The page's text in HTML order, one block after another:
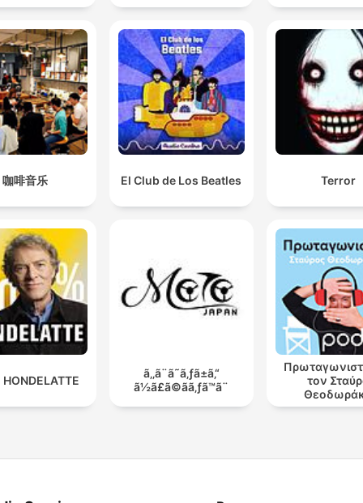
咖啡音乐 El Club de Los Beatles Terror
ã‚‚ã¨ã˜ã‚ƒã±ã‚“
ã½ã£ã©ãã‚ƒã™ã¨
τον